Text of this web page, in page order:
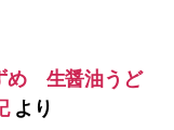
め 生醤油うど
より